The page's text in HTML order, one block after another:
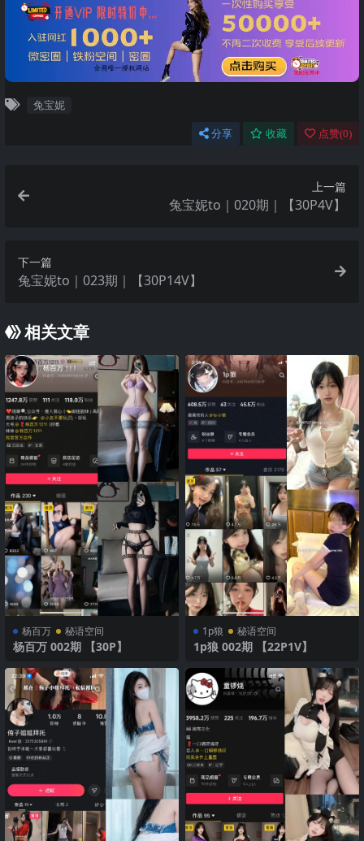
兔宝妮
分享 收藏 点赞(0)
上一篇
兔宝妮to｜020期｜【30P4V】
下一篇
兔宝妮to｜023期｜【30P14V】
相关文章
杨百万 秘语空间
杨百万 002期 【30P】
1p狼 秘语空间
1p狼 002期 【22P1V】